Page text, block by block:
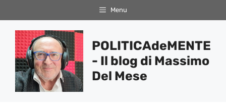
al
contenuto
Menu
POLITICAdeMENTE
- Il blog di Massimo
Del Mese